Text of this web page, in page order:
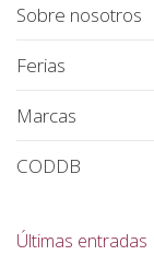
Sobre nosotros
Ferias
Marcas
CODDB
Últimas entradas